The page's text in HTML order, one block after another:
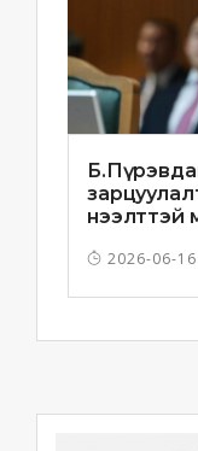
нээлттэй
2026-06-